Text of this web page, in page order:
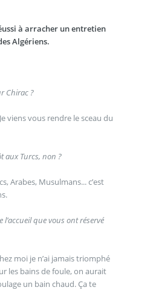
à arracher un entretien
des Algériens.
Chirac ?
viens vous rendre le sceau du
aux Turcs, non ?
Arabes, Musulmans... c’est
l’accueil que vous ont réservé
moi je n’ai jamais triomphé
les bains de foule, on aurait
un bain chaud. Ça te